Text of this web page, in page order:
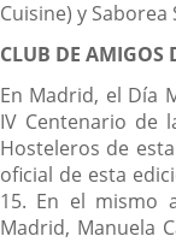
Cuisine) y Saborea
CLUB DE AMIGOS
En Madrid, el Día
IV Centenario de
Hosteleros de
oficial de esta
15. En el mismo
Madrid, Manuela